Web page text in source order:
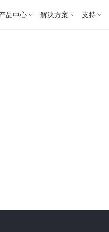
产品中心 解决方案 支持